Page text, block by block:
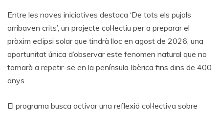
Entre les noves iniciatives destaca ‘De tots els pujols
arribaven crits’, un projecte col·lectiu per a preparar el
pròxim eclipsi solar que tindrà lloc en agost de 2026, una
oportunitat única d’observar este fenomen natural que no
tornarà a repetir-se en la península Ibèrica fins dins de 400
anys.
El programa busca activar una reflexió col·lectiva sobre